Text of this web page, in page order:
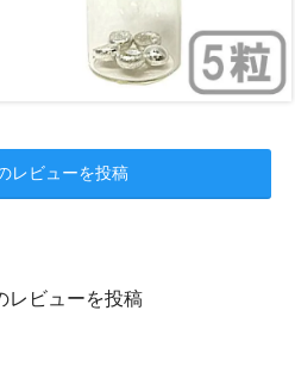
レビューを投稿
レビューを投稿